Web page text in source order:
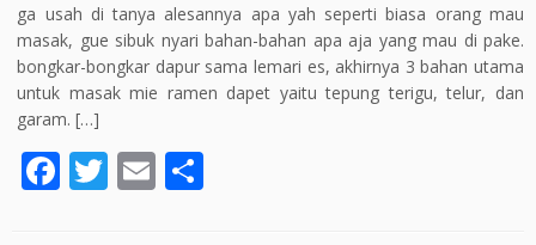
ga usah di tanya alesannya apa yah seperti biasa orang mau
masak, gue sibuk nyari bahan-bahan apa aja yang mau di pake.
bongkar-bongkar dapur sama lemari es, akhirnya 3 bahan utama
untuk masak mie ramen dapet yaitu tepung terigu, telur, dan
garam. […]
F T E